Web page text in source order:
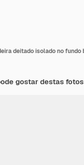
gostar destas fotos